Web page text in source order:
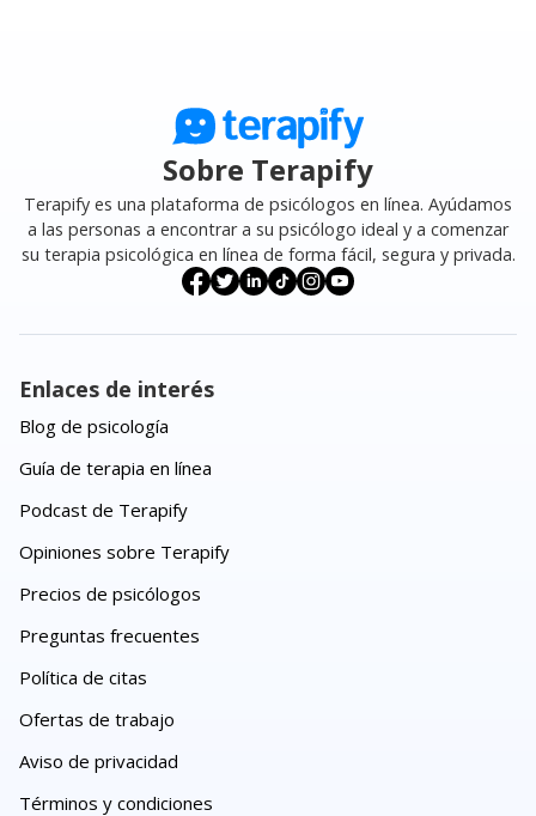
Sobre Terapify
Terapify es una plataforma de psicólogos en línea. Ayúdamos
a las personas a encontrar a su psicólogo ideal y a comenzar
su terapia psicológica en línea de forma fácil, segura y privada.
Enlaces de interés
Blog de psicología
Guía de terapia en línea
Podcast de Terapify
Opiniones sobre Terapify
Precios de psicólogos
Preguntas frecuentes
Política de citas
Ofertas de trabajo
Aviso de privacidad
Términos y condiciones